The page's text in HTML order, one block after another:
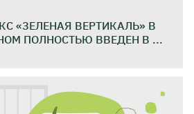
«ЗЕЛЕНАЯ ВЕРТИКАЛЬ» В
ПОЛНОСТЬЮ ВВЕДЕН В ...